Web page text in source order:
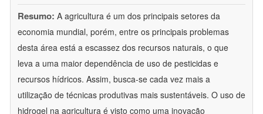
Resumo: A agricultura é um dos principais setores da
economia mundial, porém, entre os principais problemas
desta área está a escassez dos recursos naturais, o que
leva a uma maior dependência de uso de pesticidas e
recursos hídricos. Assim, busca-se cada vez mais a
utilização de técnicas produtivas mais sustentáveis. O uso de
hidrogel na agricultura é visto como uma inovação